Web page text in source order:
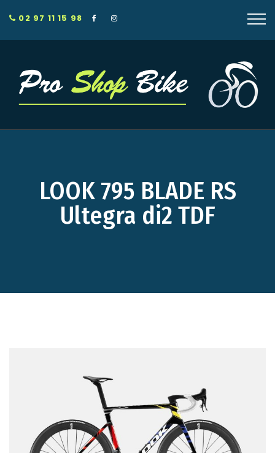
02 97 11 15 98
LOOK 795 BLADE RS
Ultegra di2 TDF